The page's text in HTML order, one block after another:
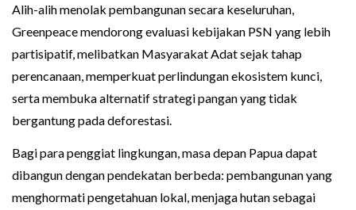
Alih-alih menolak pembangunan secara keseluruhan,
Greenpeace mendorong evaluasi kebijakan PSN yang lebih
partisipatif, melibatkan Masyarakat Adat sejak tahap
perencanaan, memperkuat perlindungan ekosistem kunci,
serta membuka alternatif strategi pangan yang tidak
bergantung pada deforestasi.
Bagi para penggiat lingkungan, masa depan Papua dapat
dibangun dengan pendekatan berbeda: pembangunan yang
menghormati pengetahuan lokal, menjaga hutan sebagai